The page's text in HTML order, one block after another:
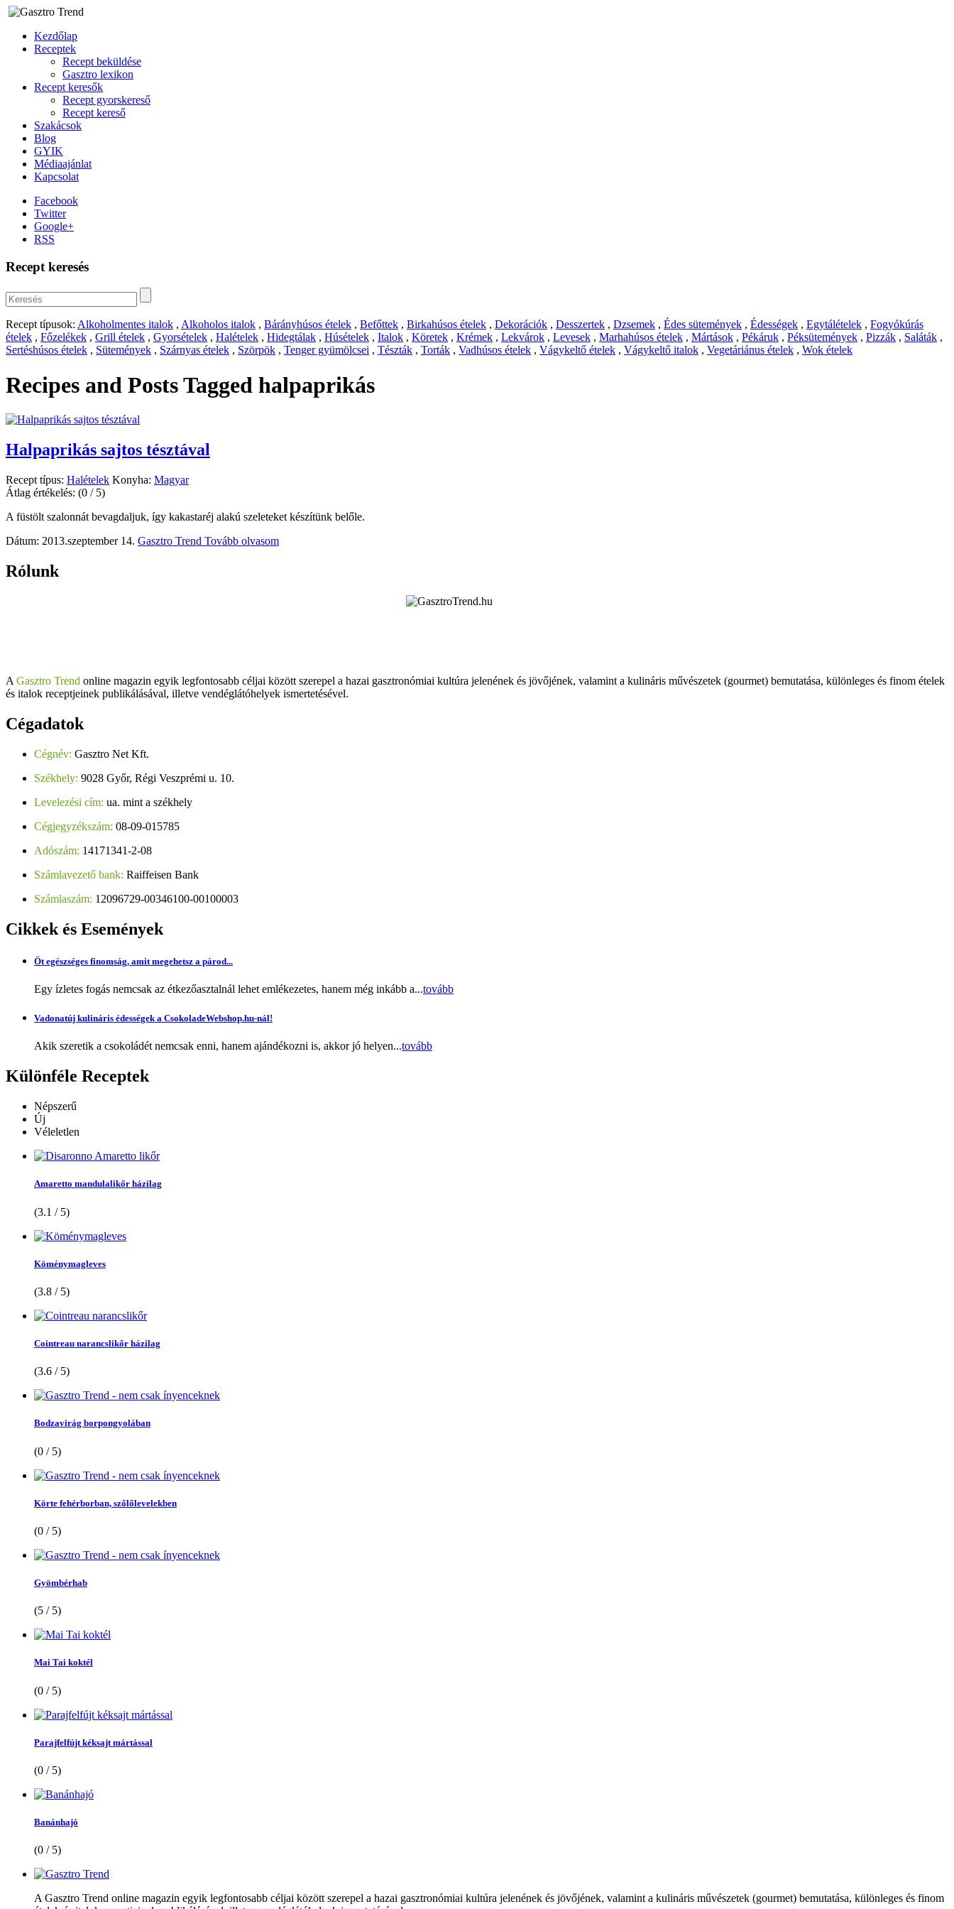
Kezdőlap
Receptek
Recept beküldése
Gasztro lexikon
Recept keresők
Recept gyorskereső
Recept kereső
Szakácsok
Blog
GYIK
Médiaajánlat
Kapcsolat
Facebook
Twitter
Google+
RSS
Recept keresés
Recept típusok: Alkoholmentes italok , Alkoholos italok , Bárányhúsos ételek , Befőttek , Birkahúsos ételek , Dekorációk , Desszertek , Dzsemek , Édes sütemények , Édességek , Egytálételek , Fogyókúrás
ételek , Főzelékek , Grill ételek , Gyorsételek , Halételek , Hidegtálak , Húsételek , Italok , Köretek , Krémek , Lekvárok , Levesek , Marhahúsos ételek , Mártások , Pékáruk , Péksütemények , Pizzák , Saláták ,
Sertéshúsos ételek , Sütemények , Szárnyas ételek , Szörpök , Tenger gyümölcsei , Tészták , Torták , Vadhúsos ételek , Vágykeltő ételek , Vágykeltő italok , Vegetáriánus ételek , Wok ételek
Recipes and Posts Tagged halpaprikás
Halpaprikás sajtos tésztával
Recept típus: Halételek Konyha: Magyar
Átlag értékelés: (0 / 5)
A füstölt szalonnát bevagdaljuk, így kakastaréj alakú szeleteket készítünk belőle.
Dátum: 2013.szeptember 14. Gasztro Trend Tovább olvasom
Rólunk
A Gasztro Trend online magazin egyik legfontosabb céljai között szerepel a hazai gasztronómiai kultúra jelenének és jövőjének, valamint a kulináris művészetek (gourmet) bemutatása, különleges és finom ételek
és italok receptjeinek publikálásával, illetve vendéglátóhelyek ismertetésével.
Cégadatok
Cégnév: Gasztro Net Kft.
Székhely: 9028 Győr, Régi Veszprémi u. 10.
Levelezési cím: ua. mint a székhely
Cégjegyzékszám: 08-09-015785
Adószám: 14171341-2-08
Számlavezető bank: Raiffeisen Bank
Számlaszám: 12096729-00346100-00100003
Cikkek és Események
Öt egészséges finomság, amit megehetsz a párod...
Egy ízletes fogás nemcsak az étkezőasztalnál lehet emlékezetes, hanem még inkább a...tovább
Vadonatúj kulináris édességek a CsokoladeWebshop.hu-nál!
Akik szeretik a csokoládét nemcsak enni, hanem ajándékozni is, akkor jó helyen...tovább
Különféle Receptek
Népszerű
Új
Véleletlen
Amaretto mandulalikőr házilag
(3.1 / 5)
Köménymagleves
(3.8 / 5)
Cointreau narancslikőr házilag
(3.6 / 5)
Bodzavirág borpongyolában
(0 / 5)
Körte fehérborban, szőlőlevelekben
(0 / 5)
Gyömbérhab
(5 / 5)
Mai Tai koktél
(0 / 5)
Parajfelfújt kéksajt mártással
(0 / 5)
Banánhajó
(0 / 5)
A Gasztro Trend online magazin egyik legfontosabb céljai között szerepel a hazai gasztronómiai kultúra jelenének és jövőjének, valamint a kulináris művészetek (gourmet) bemutatása, különleges és finom